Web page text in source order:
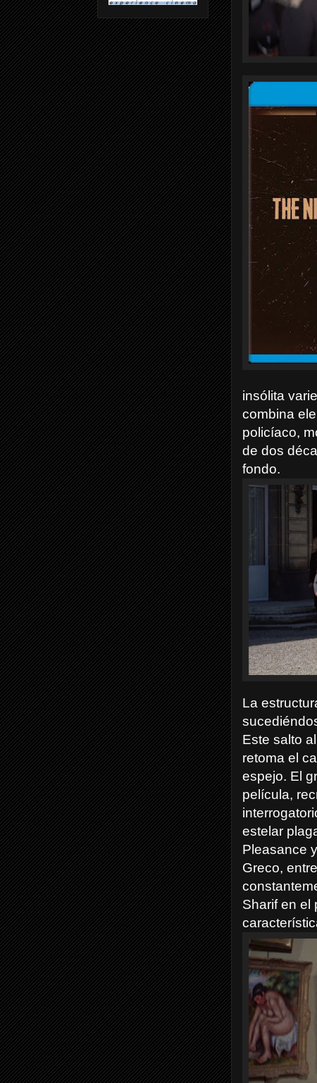
insólita
combina
policíaco,
de dos
fondo.
La
Este salto
retoma el
espejo. El
película,
estelar
Pleasance
Greco,
Sharif en el